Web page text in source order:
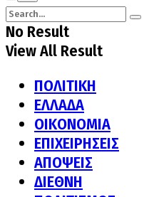
No Result
View All Result
ΠΟΛΙΤΙΚΗ
ΕΛΛΑΔΑ
ΟΙΚΟΝΟΜΙΑ
ΕΠΙΧΕΙΡΗΣΕΙΣ
ΑΠΟΨΕΙΣ
ΔΙΕΘΝΗ